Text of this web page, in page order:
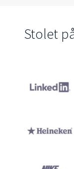
Stolet